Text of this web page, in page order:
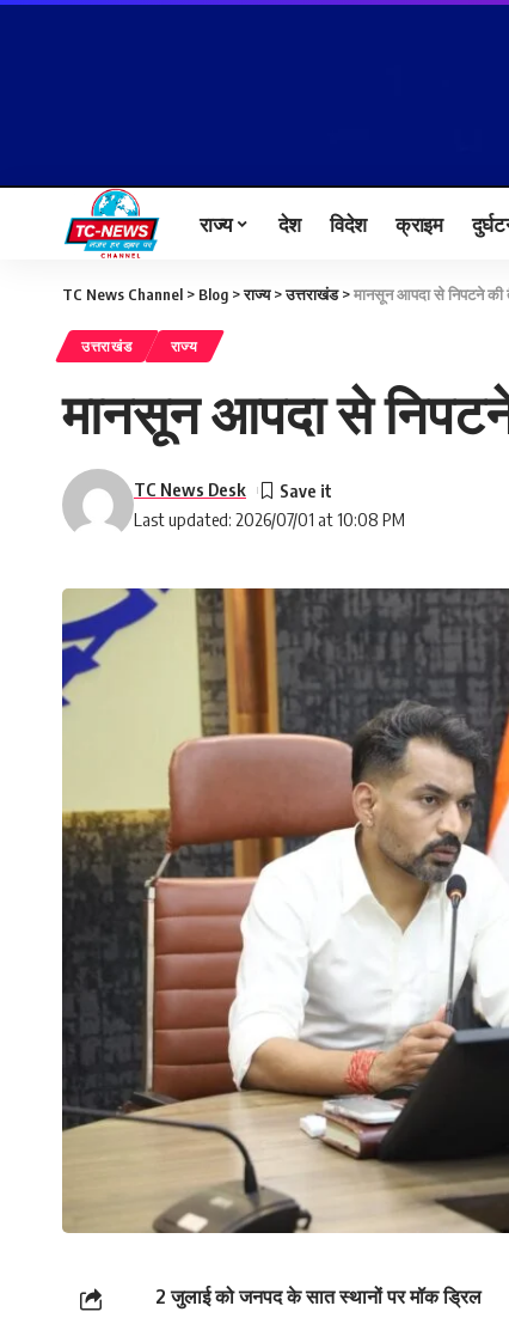
राज्य देश विदेश क्राइम
TC News Channel > Blog >राज्य>उत्तराखंड>मानसून आपदा से निपटने की
उत्तराखंड राज्य
मानसून आपदा से निपटने
Last updated: 2026/07/01 at 10:08 PM
TC News Desk
2 जुलाई को जनपद के सात स्थानों पर मॉक ड्रिल